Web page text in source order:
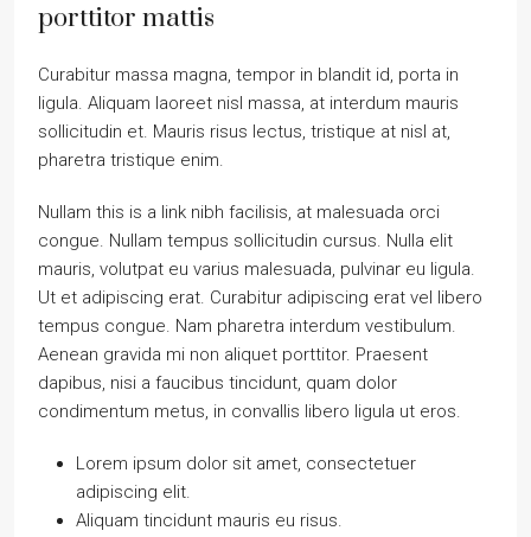
porttitor mattis
Curabitur massa magna, tempor in blandit id, porta in
ligula. Aliquam laoreet nisl massa, at interdum mauris
sollicitudin et. Mauris risus lectus, tristique at nisl at,
pharetra tristique enim.
Nullam this is a link nibh facilisis, at malesuada orci
congue. Nullam tempus sollicitudin cursus. Nulla elit
mauris, volutpat eu varius malesuada, pulvinar eu ligula.
Ut et adipiscing erat. Curabitur adipiscing erat vel libero
tempus congue. Nam pharetra interdum vestibulum.
Aenean gravida mi non aliquet porttitor. Praesent
dapibus, nisi a faucibus tincidunt, quam dolor
condimentum metus, in convallis libero ligula ut eros.
Lorem ipsum dolor sit amet, consectetuer
adipiscing elit.
Aliquam tincidunt mauris eu risus.